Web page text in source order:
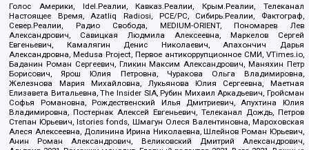
Голос Америки, Idel.Реалии, Кавказ.Реалии, Крым.Реалии, Телеканал
Настоящее Время, Azatliq Radiosi, PCE/PC, Сибирь.Реалии, Фактограф,
Север.Реалии, Радио Свобода, MEDIUM-ORIENT, Пономарев Лев
Александрович, Савицкая Людмила Алексеевна, Маркелов Сергей
Евгеньевич, Камалягин Денис Николаевич, Апахончич Дарья
Александровна, Medusa Project, Первое антикоррупционное СМИ, VTimes.io,
Баданин Роман Сергеевич, Гликин Максим Александрович, Маняхин Петр
Борисович, Ярош Юлия Петровна, Чуракова Ольга Владимировна,
Железнова Мария Михайловна, Лукьянова Юлия Сергеевна, Маетная
Елизавета Витальевна, The Insider SIA, Рубин Михаил Аркадьевич, Гройсман
Софья Романовна, Рождественский Илья Дмитриевич, Апухтина Юлия
Владимировна, Постернак Алексей Евгеньевич, Телеканал Дождь, Петров
Степан Юрьевич, Istories fonds, Шмагун Олеся Валентиновна, Мароховская
Алеся Алексеевна, Долинина Ирина Николаевна, Шлейнов Роман Юрьевич,
Анин Роман Александрович, Великовский Дмитрий Александрович,